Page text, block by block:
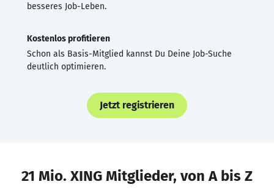
besseres Job-Leben.
Kostenlos profitieren
Schon als Basis-Mitglied kannst Du Deine Job-Suche
deutlich optimieren.
Jetzt registrieren
21 Mio. XING Mitglieder, von A bis Z